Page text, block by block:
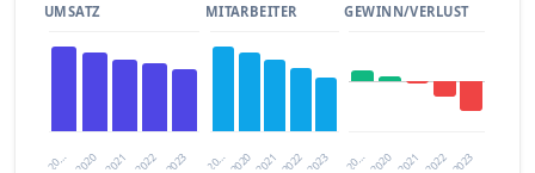
UMSATZ
20… 2021 2023
2020 2022
MITARBEITER
20… 2021 2023
2020 2022
GEWINN/VERLUST
20… 2021 2023
2020 2022